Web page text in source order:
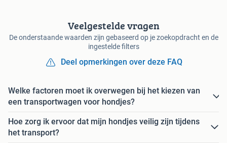
Veelgestelde vragen
De onderstaande waarden zijn gebaseerd op je zoekopdracht en de
ingestelde filters
Deel opmerkingen over deze FAQ
Welke factoren moet ik overwegen bij het kiezen van
een transportwagen voor hondjes?
Hoe zorg ik ervoor dat mijn hondjes veilig zijn tijdens
het transport?